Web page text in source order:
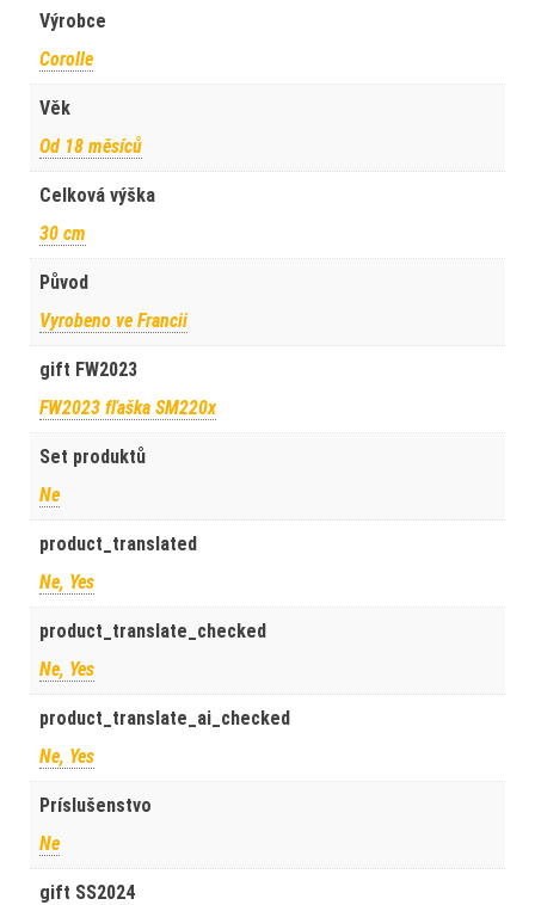
Výrobce
Corolle
Věk
Od 18 měsíců
Celková výška
30 cm
Původ
Vyrobeno ve Francii
gift FW2023
FW2023 fľaška SM220x
Set produktů
Ne
product_translated
Ne, Yes
product_translate_checked
Ne, Yes
product_translate_ai_checked
Ne, Yes
Príslušenstvo
Ne
gift SS2024